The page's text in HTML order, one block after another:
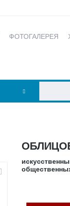
ФОТОГАЛЕРЕЯ